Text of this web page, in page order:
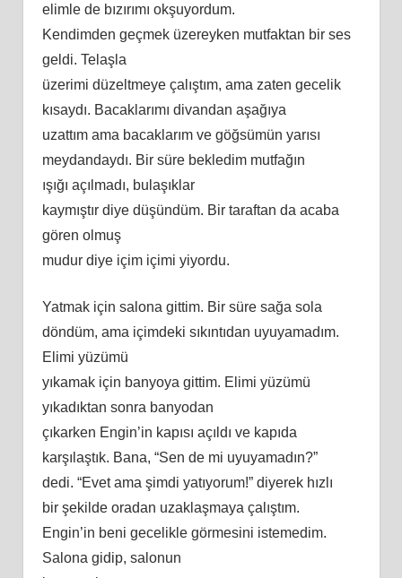
elimle de bızırımı okşuyordum.
Kendimden geçmeküzereyken mutfaktan bir ses
geldi. Telaşla
üzerimi düzeltmeye çalıştım, ama zaten gecelik
kısaydı. Bacaklarımı divandan aşağıya
uzattım ama bacaklarım ve göğsümün yarısı
meydandaydı. Bir süre bekledim mutfağın
ışığı açılmadı, bulaşıklar
kaymıştır diye düşündüm. Bir taraftan da acaba
gören olmuş
mudur diye içim içimi yiyordu.
Yatmak için salona gittim. Bir süre sağa sola
döndüm, ama içimdeki sıkıntıdan uyuyamadım.
Elimi yüzümü
yıkamak için banyoya gittim. Elimi yüzümü
yıkadıktan sonra banyodan
çıkarken Engin’in kapısı açıldı ve kapıda
karşılaştık. Bana, “Sen de mi uyuyamadın?”
dedi. “Evet ama şimdi yatıyorum!” diyerek hızlı
bir şekilde oradan uzaklaşmaya çalıştım.
Engin’in beni gecelikle görmesini istemedim.
Salona gidip, salonun